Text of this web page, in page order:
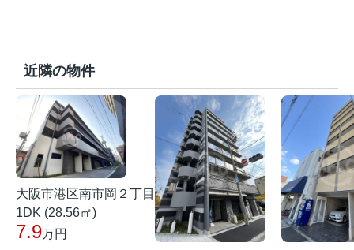
近隣の物件
大阪市港区南市岡２丁目
1DK (28.56㎡)
7.9万円